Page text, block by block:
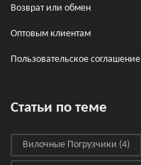
Возврат или обмен
Оптовым клиентам
Пользовательское соглашение
Статьи по теме
Вилочные Погрузчики (4)